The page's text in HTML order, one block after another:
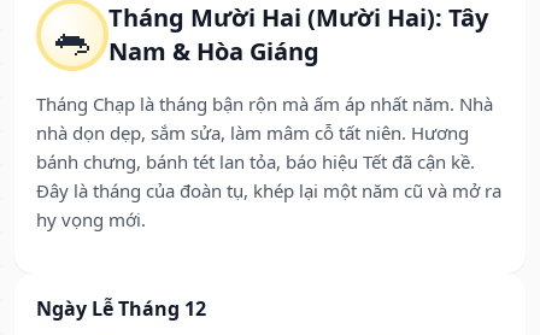
🐀 Tháng Mười Hai (Mười Hai): Tây
Nam & Hòa Giáng
Tháng Chạp là tháng bận rộn mà ấm áp nhất năm. Nhà
nhà dọn dẹp, sắm sửa, làm mâm cỗ tất niên. Hương
bánh chưng, bánh tét lan tỏa, báo hiệu Tết đã cận kề.
Đây là tháng của đoàn tụ, khép lại một năm cũ và mở ra
hy vọng mới.
Ngày Lễ Tháng 12